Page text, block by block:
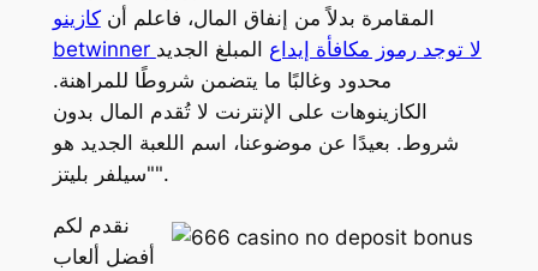
المقامرة بدلاً من إنفاق المال، فاعلم أنكازينو
betwinner لا توجد رموز مكافأة إيداع المبلغ الجديد
محدود وغالبًا ما يتضمن شروطًا للمراهنة.
الكازينوهات على الإنترنت لا تُقدم المال بدون
شروط. بعيدًا عن موضوعنا، اسم اللعبة الجديد هو
"سيلفر بليتز".
نقدم لكم
أفضل ألعاب